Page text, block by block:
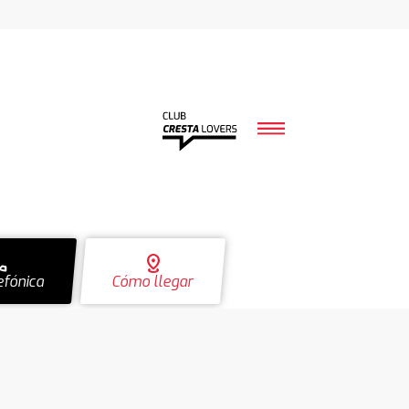
distance
Cómo llegar